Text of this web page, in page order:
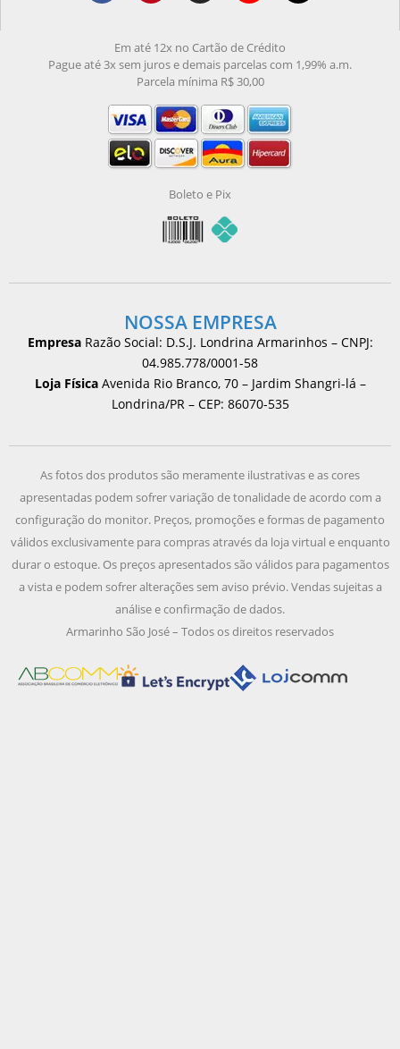
Em até 12x no Cartão de Crédito
Pague até 3x sem juros e demais parcelas com 1,99% a.m.
Parcela mínima R$ 30,00
Boleto e Pix
NOSSA EMPRESA
EmpresaRazão Social: D.S.J. Londrina Armarinhos – CNPJ:
04.985.778/0001-58
Loja FísicaAvenida Rio Branco, 70 – Jardim Shangri-lá –
Londrina/PR – CEP: 86070-535
As fotos dos produtos são meramente ilustrativas e as cores
apresentadas podem sofrer variação de tonalidade de acordo com a
configuração do monitor. Preços, promoções e formas de pagamento
válidos exclusivamente para compras através da loja virtual e enquanto
durar o estoque. Os preços apresentados são válidos para pagamentos
a vista e podem sofrer alterações sem aviso prévio. Vendas sujeitas a
análise e confirmação de dados.
Armarinho São José – Todos os direitos reservados